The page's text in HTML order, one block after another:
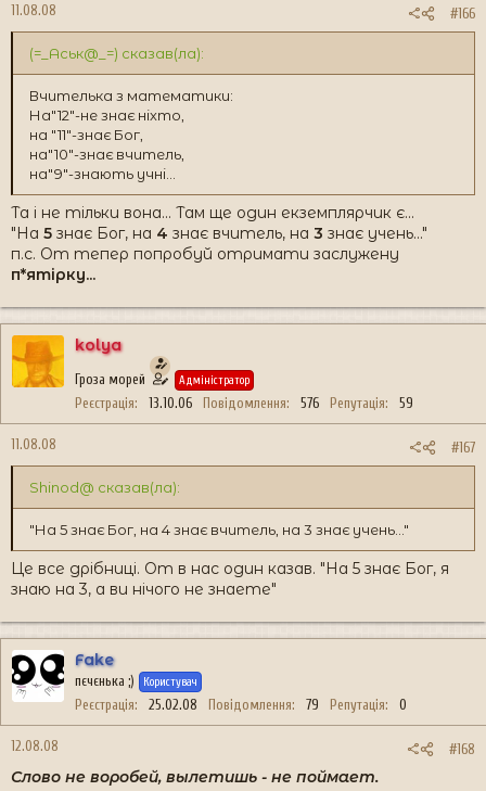
11.08.08 #166
(=_Аськ@_=) сказав(ла):
Вчителька з математики:
На"12"-не знає ніхто,
на "11"-знає Бог,
на"10"-знає вчитель,
на"9"-знають учні...
Та і не тільки вона... Там ще один екземплярчик є...
"На 5 знає Бог, на 4 знає вчитель, на 3 знає учень..."
п.с. От тепер попробуй отримати заслужену
п*ятірку...
kolya
Гроза морей Адміністратор
Реєстрація 13.10.06 Повідомлення 576 Репутація 59
11.08.08 #167
Shinod@ сказав(ла):
"На 5 знає Бог, на 4 знає вчитель, на 3 знає учень..."
Це все дрібниці. От в нас один казав. "На 5 знає Бог, я
знаю на 3, а ви нічого не знаете"
Fake
пєчєнька ;) Користувач
Реєстрація 25.02.08 Повідомлення 79 Репутація 0
12.08.08 #168
Слово не воробей, вылетишь - не поймает.